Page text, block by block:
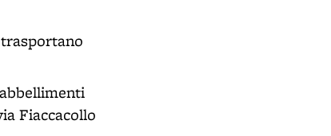
trasportano
Fiaccacollo